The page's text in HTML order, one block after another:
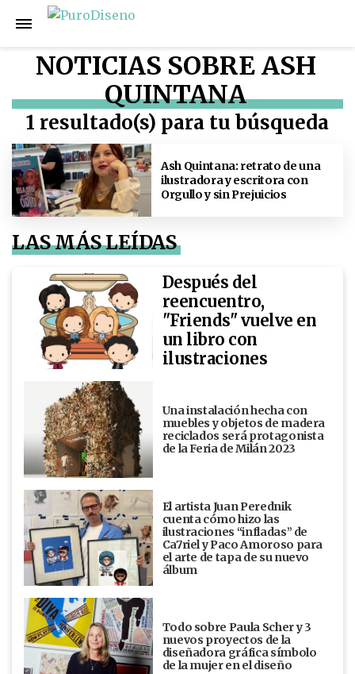
NOTICIAS SOBRE ASH
QUINTANA
1 resultado(s) para tu búsqueda
Ash Quintana: retrato de una
ilustradora y escritora con
Orgullo y sin Prejuicios
LAS MÁS LEÍDAS
Después del
reencuentro,
"Friends" vuelve en
un libro con
ilustraciones
Una instalación hecha con
muebles y objetos de madera
reciclados será protagonista
de la Feria de Milán 2023
El artista Juan Perednik
cuenta cómo hizo las
ilustraciones “infladas” de
Ca7riel y Paco Amoroso para
el arte de tapa de su nuevo
álbum
Todo sobre Paula Scher y 3
nuevos proyectos de la
diseñadora gráfica símbolo
de la mujer en el diseño